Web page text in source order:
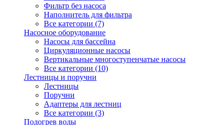
Фильтр без насоса
Наполнитель для фильтра
Все категории (7)
Насосное оборудование
Насосы для бассейна
Циркуляционные насосы
Вертикальные многоступенчатые насосы
Все категории (10)
Лестницы и поручни
Лестницы
Поручни
Адаптеры для лестниц
Все категории (3)
Подогрев воды